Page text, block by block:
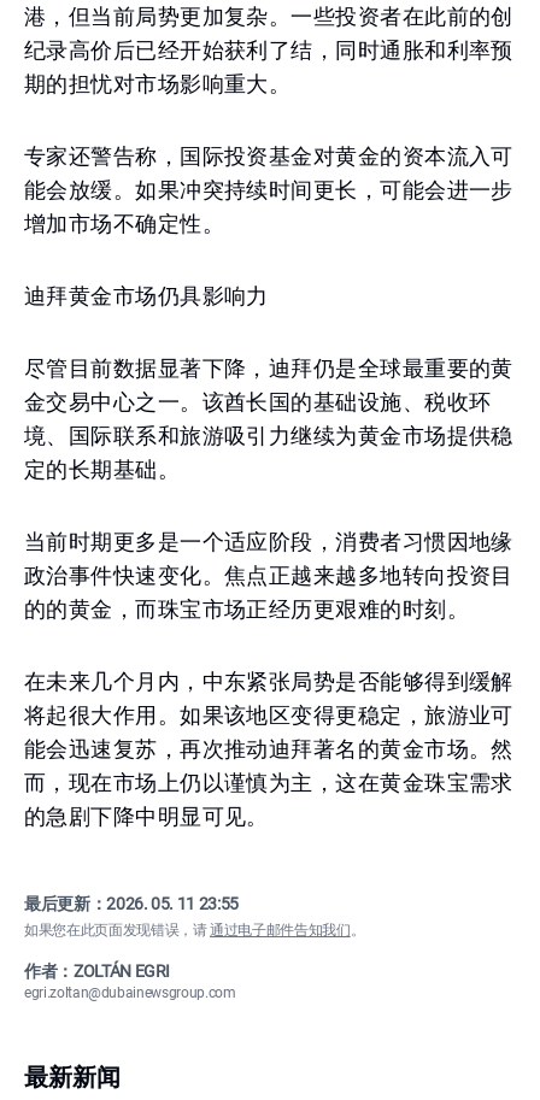
港，但当前局势更加复杂。一些投资者在此前的创
纪录高价后已经开始获利了结，同时通胀和利率预
期的担忧对市场影响重大。
专家还警告称，国际投资基金对黄金的资本流入可
能会放缓。如果冲突持续时间更长，可能会进一步
增加市场不确定性。
迪拜黄金市场仍具影响力
尽管目前数据显著下降，迪拜仍是全球最重要的黄
金交易中心之一。该酋长国的基础设施、税收环
境、国际联系和旅游吸引力继续为黄金市场提供稳
定的长期基础。
当前时期更多是一个适应阶段，消费者习惯因地缘
政治事件快速变化。焦点正越来越多地转向投资目
的的黄金，而珠宝市场正经历更艰难的时刻。
在未来几个月内，中东紧张局势是否能够得到缓解
将起很大作用。如果该地区变得更稳定，旅游业可
能会迅速复苏，再次推动迪拜著名的黄金市场。然
而，现在市场上仍以谨慎为主，这在黄金珠宝需求
的急剧下降中明显可见。
最后更新：2026. 05. 11 23:55
如果您在此页面发现错误，请通过电子邮件告知我们。
作者：ZOLTÁN EGRI
egri.zoltan@dubainewsgroup.com
最新新闻